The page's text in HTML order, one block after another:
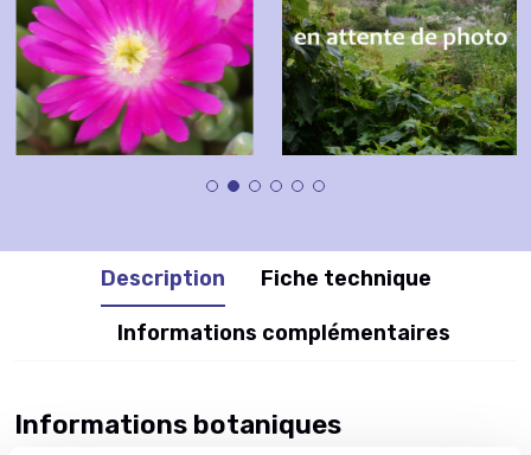
Description Fiche technique
Informations complémentaires
Informations botaniques